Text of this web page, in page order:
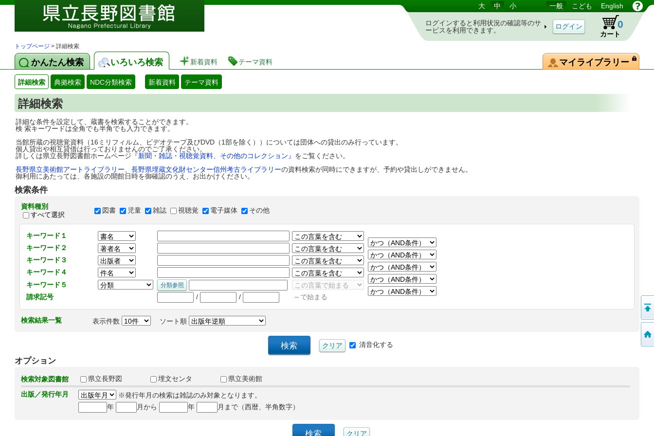
図書館 蔵書検索・予約システム 大 中 小 一般 こども English
ログインすると利用状況の確認等のサ
ービスを利用できます。
カート
0
トップページ > 詳細検索
かんたん検索 いろいろ検索 新着資料 テーマ資料 マイライブラリー
詳細検索 典拠検索 NDC分類検索 新着資料 テーマ資料
詳細検索
詳細な条件を設定して、蔵書を検索することができます。
検 索キーワードは全角でも半角でも入力できます。
当館所蔵の視聴覚資料（16ミリフィルム、ビデオテープ及びDVD（1部を除く））については団体への貸出のみ行っています。
個人貸出や相互貸借は行っておりませんのでご了承ください。
詳しくは県立長野図書館ホームページ 『新聞・雑誌・視聴覚資料、その他のコレクション』 をご覧ください。
長野県立美術館アートライブラリー
長野県埋蔵文化財センター信州考古ライブラリーの資料検索が同時にできますが、予約や貸出しができません。
御利用にあたっては、各施設の開館日時を御確認のうえ、お出かけください。
検索条件
資料種別
すべて選択
図書 児童 雑誌 視聴覚 電子媒体 その他
キーワード１
キーワード２
キーワード３
キーワード４
キーワード５
請求記号
/ / ～で始まる
検索結果一覧 表示件数 ソート順
清音化する
オプション
検索対象図書館 県立長野図 埋文センタ
県立美術館
出版／発行年月
※発行年月の検索は雑誌のみ対象となります。
年
月から 年 月まで（西暦、半角数字）